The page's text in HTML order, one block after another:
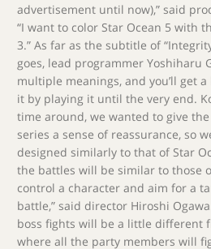
advertisement until now),” said
“I want to color Star Ocean 5 with
3.” As far as the subtitle of
goes, lead programmer Yoshiharu
multiple meanings, and you’ll get
it by playing it until the very end.
time around, we wanted to give
series a sense of reassurance, so
designed similarly to that of Star
the battles will be similar to those
control a character and aim for a
battle,” said director Hiroshi
boss fights will be a little different
where all the party members will